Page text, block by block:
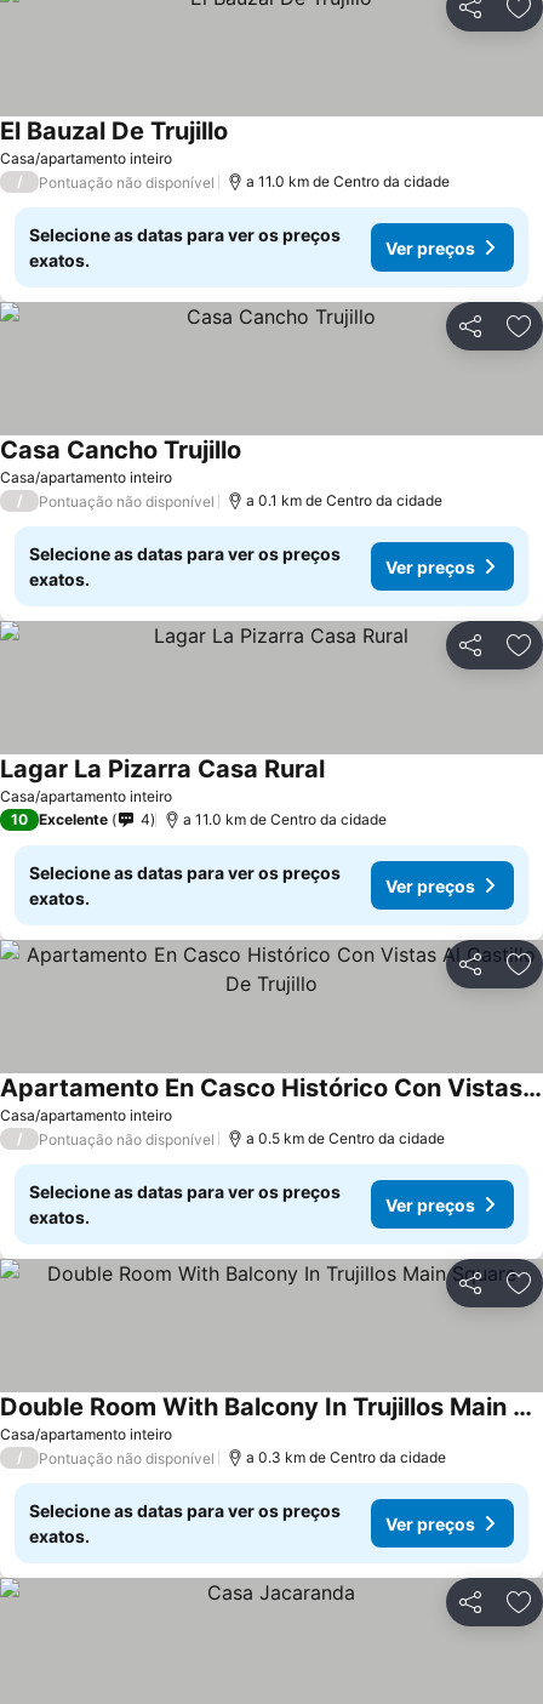
Partilhar
Casa/apartamento inteiro
El Bauzal De Trujillo
/ Pontuação não disponível a 11.0 km de Centro da cidade
Selecione as datas para ver os preços
exatos.
Ver preços
Partilhar
Casa/apartamento inteiro
Casa Cancho Trujillo
/ Pontuação não disponível a 0.1 km de Centro da cidade
Selecione as datas para ver os preços
exatos.
Ver preços
Partilhar
Casa/apartamento inteiro
Lagar La Pizarra Casa RuralVer preços
10 Excelente 4 a 11.0 km de Centro da cidade
Selecione as datas para ver os preços
exatos.
Ver preços
Partilhar
Casa/apartamento inteiro
Apartamento En Casco Histórico Con Vistas Al Castillo De Trujillo
Ver preços
/ Pontuação não disponível a 0.5 km de Centro da cidade
Selecione as datas para ver os preços
exatos.
Ver preços
Partilhar
Casa/apartamento inteiro
Double Room With Balcony In Trujillos Main Square
Ver preços
/ Pontuação não disponível a 0.3 km de Centro da cidade
Selecione as datas para ver os preços
exatos.
Ver preços
Partilhar